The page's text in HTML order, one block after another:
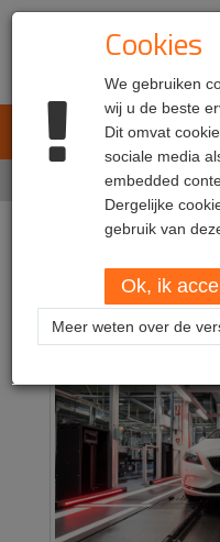
L.E.T. Automotive
Producten
Sensor
Cookies
We gebruiken
wij u de beste
Dit omvat
sociale media
embedded
Dergelijke
gebruik van
Ok, ik
Meer weten over de